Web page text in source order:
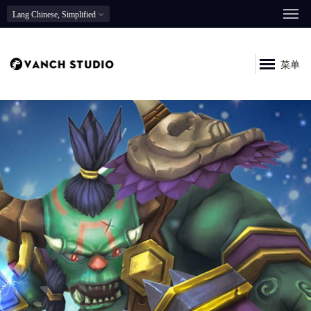
Lang Chinese, Simplified
菜单